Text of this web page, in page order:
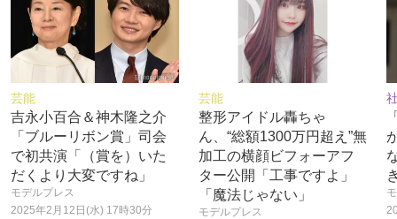
芸能
吉永小百合＆神木隆之介
「ブルーリボン賞」司会
で初共演「（賞を）いた
だくより大変ですね」
モデルプレス
2025年2月12日(水) 17時30分
芸能
整形アイドル轟ちゃ
ん、“総額1300万円超え”無
加工の横顔ビフォーアフ
ター公開「工事ですよ」
「魔法じゃない」
モデルプレス